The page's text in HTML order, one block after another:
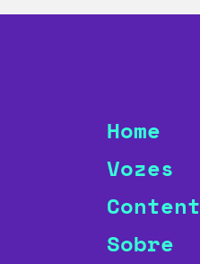
Home
Vozes
Content
Sobre